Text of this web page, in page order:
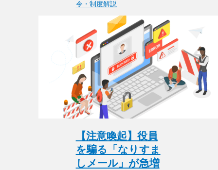
令・制度解説
【注意喚起】役員
を騙る「なりすま
しメール」が急増